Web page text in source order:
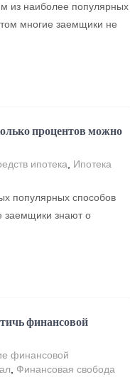
из наиболее популярных
многие заемщики не
процентов можно
ипотека
Ипотека
популярных способов
заемщики знают о
финансовой
финансовой
Финансовая свобода